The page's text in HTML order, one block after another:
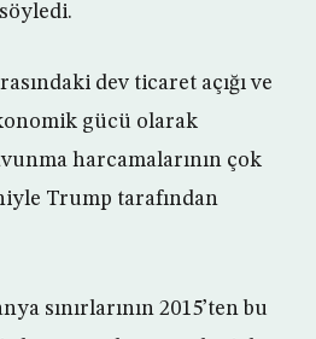
dev ticaret açığı ve
gücü olarak
harcamalarının çok
Trump tarafından
sınırlarının 2015’ten bu